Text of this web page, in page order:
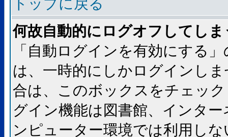
トップに戻る
何故自動的にログオフしてし
「自動ログインを有効にする
は、一時的にしかログインし
合は、このボックスをチェッ
グイン機能は図書館、インタ
ンピューター環境では利用し